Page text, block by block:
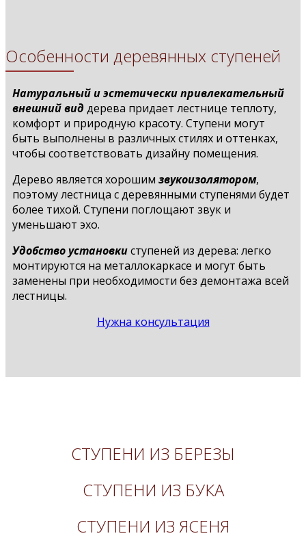
Особенности деревянных ступеней
Натуральный и эстетически привлекательный
внешний вид дерева придает лестнице теплоту,
комфорт и природную красоту. Ступени могут
быть выполнены в различных стилях и оттенках,
чтобы соответствовать дизайну помещения.
Дерево является хорошим звукоизолятором,
поэтому лестница с деревянными ступенями будет
более тихой. Ступени поглощают звук и
уменьшают эхо.
Удобство установкиступеней из дерева: легко
монтируются на металлокаркасе и могут быть
заменены при необходимости без демонтажа всей
лестницы.
Нужна консультация
СТУПЕНИ ИЗ БЕРЕЗЫ
СТУПЕНИ ИЗ БУКА
СТУПЕНИ ИЗ ЯСЕНЯ